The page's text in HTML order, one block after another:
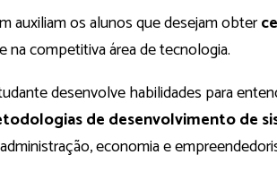
auxiliam os alunos que desejam obter
na competitiva área de tecnologia.
desenvolve habilidades para
de desenvolvimento de
economia e